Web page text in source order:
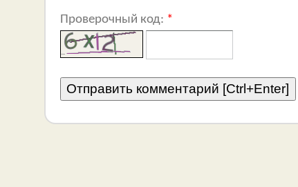
Проверочный код: *